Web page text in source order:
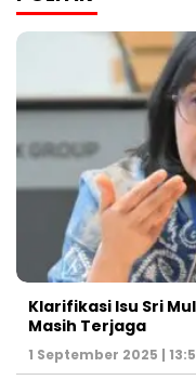
Klarifikasi Isu Sri
Masih Terjaga
1 September 2025 |